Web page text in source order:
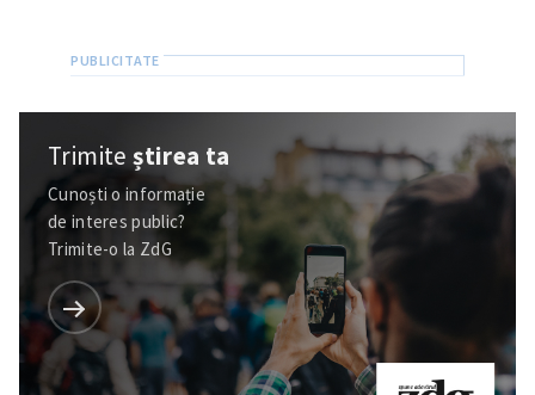
Trimiteștirea ta
Cunoști o informație
de interes public?
Trimite-o la ZdG